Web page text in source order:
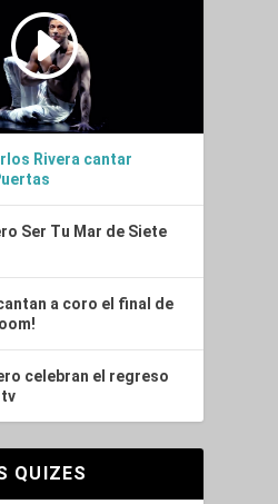
Rivera cantar
Ser Tu Mar de Siete
a coro el final de
celebran el regreso
tv
QUIZES